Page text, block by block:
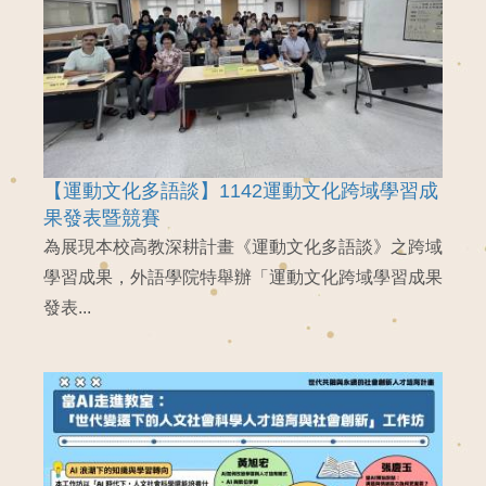
【運動文化多語談】1142運動文化跨域學習成
果發表暨競賽
為展現本校高教深耕計畫《運動文化多語談》之跨域
學習成果，外語學院特舉辦「運動文化跨域學習成果
發表...